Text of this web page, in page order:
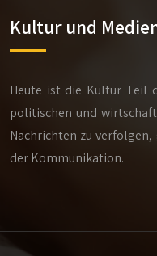
Kultur und
Heute ist die Kultur Teil
politischen und
Nachrichten zu
der Kommunikation.